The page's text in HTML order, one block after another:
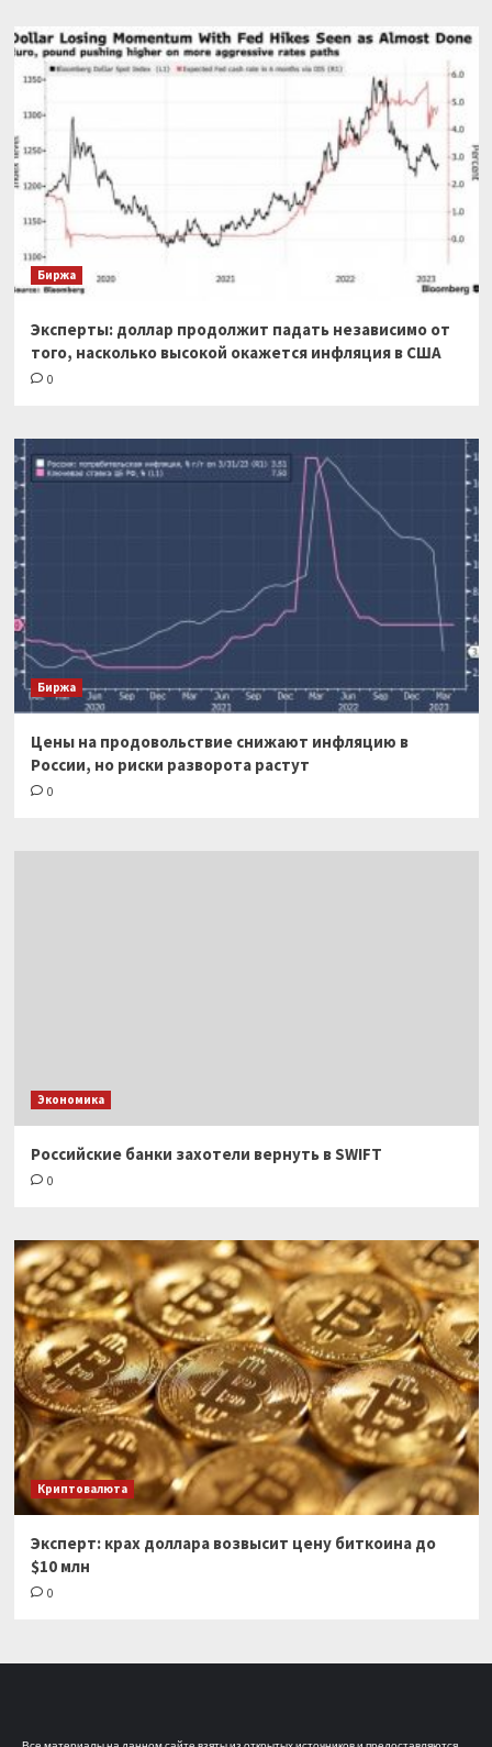
Биржа
Эксперты: доллар продолжит падать независимо от
того, насколько высокой окажется инфляция в США
0
Биржа
Цены на продовольствие снижают инфляцию в
России, но риски разворота растут
0
Экономика
Российские банки захотели вернуть в SWIFT
0
Криптовалюта
Эксперт: крах доллара возвысит цену биткоина до
$10 млн
0